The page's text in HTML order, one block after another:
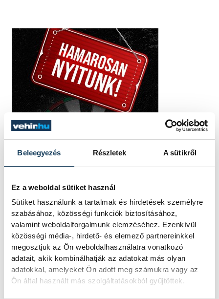
Beleegyezés Részletek A sütikről
Ez a weboldal sütiket használ
Sütiket használunk a tartalmak és hirdetések személyre
szabásához, közösségi funkciók biztosításához,
valamint weboldalforgalmunk elemzéséhez. Ezenkívül
közösségi média-, hirdető- és elemező partnereinkkel
megosztjuk az Ön weboldalhasználatra vonatkozó
adatait, akik kombinálhatják az adatokat más olyan
adatokkal, amelyeket Ön adott meg számukra vagy az
Ön által használt más szolgáltatásokból gyűjtöttek.